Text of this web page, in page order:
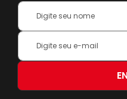
Your
Name:
Inscreva-
na
Newsletter: